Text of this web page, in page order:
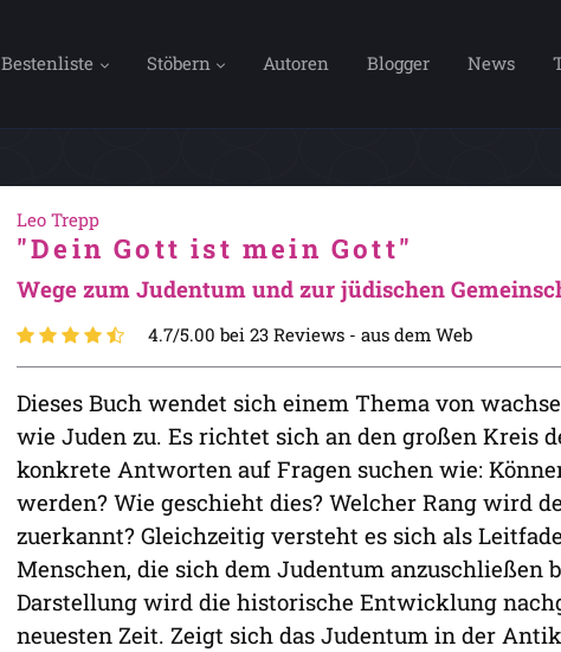
Bestenliste Stöbern Autoren Blogger News
Leo Trepp
"Dein Gott ist mein Gott"
Wege zum Judentum und zur jüdischen
4.7/5.00 bei 23 Reviews - aus dem Web
Dieses Buch wendet sich einem Thema von
wie Juden zu. Es richtet sich an den großen Kreis
konkrete Antworten auf Fragen suchen wie:
werden? Wie geschieht dies? Welcher Rang wird
zuerkannt? Gleichzeitig versteht es sich als
Menschen, die sich dem Judentum anzuschließen
Darstellung wird die historische Entwicklung
neuesten Zeit. Zeigt sich das Judentum in der